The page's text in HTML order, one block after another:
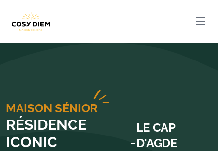
Cosydiem
MAISON SÉNIOR
RÉSIDENCE
ICONIC
-
LE CAP
D'AGDE